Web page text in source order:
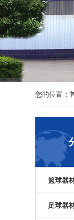
您的位置：
篮球器
足球器